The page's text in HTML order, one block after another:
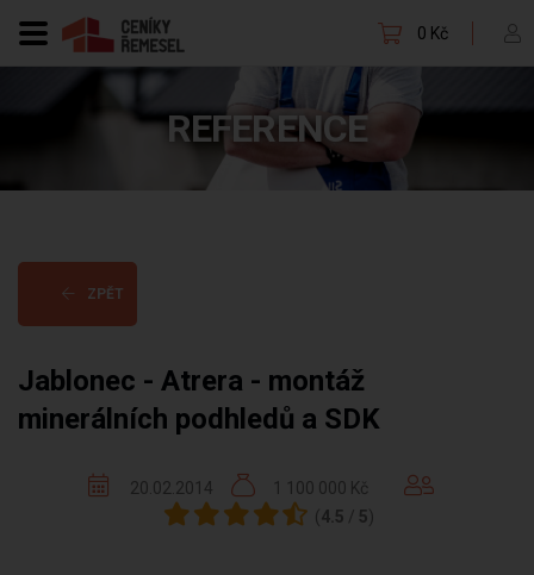
0 Kč
REFERENCE
ZPĚT
Jablonec - Atrera - montáž
minerálních podhledů a SDK
20.02.2014
1 100 000 Kč
( 4.5 / 5)